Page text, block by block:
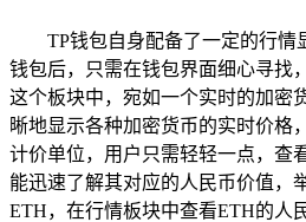
TP钱包自身配备了一定的行情
钱包后，只需在钱包界面细心寻找
这个板块中，宛如一个实时的加密
晰地显示各种加密货币的实时价格
计价单位，用户只需轻轻一点，查
能迅速了解其对应的人民币价值，
ETH，在行情板块中查看ETH的人